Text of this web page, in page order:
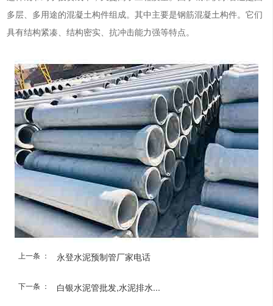
多层、多用途的混凝土构件组成。其中主要是钢筋混凝土构件。它们
具有结构紧凑、结构密实、抗冲击能力强等特点。
上一条 ： 永登水泥预制管厂家电话
下一条 ： 白银水泥管批发,水泥排水...